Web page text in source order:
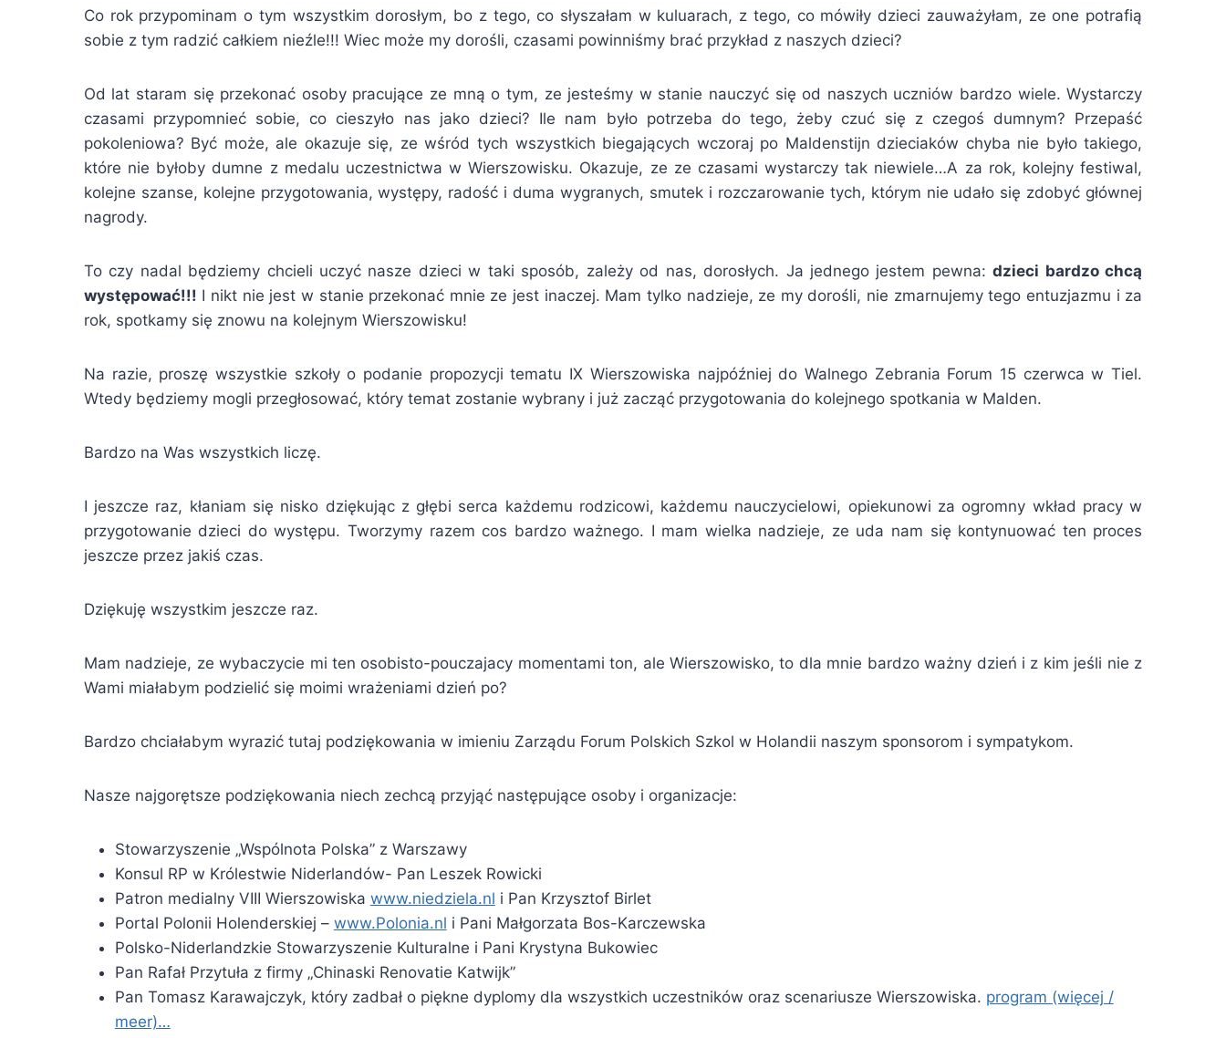
Co rok przypominam o tym wszystkim dorosłym, bo z tego, co słyszałam w kuluarach, z tego, co mówiły dzieci zauważyłam, ze one potrafią
sobie z tym radzić całkiem nieźle!!! Wiec może my dorośli, czasami powinniśmy brać przykład z naszych dzieci?
Od lat staram się przekonać osoby pracujące ze mną o tym, ze jesteśmy w stanie nauczyć się od naszych uczniów bardzo wiele. Wystarczy
czasami przypomnieć sobie, co cieszyło nas jako dzieci? Ile nam było potrzeba do tego, żeby czuć się z czegoś dumnym? Przepaść
pokoleniowa? Być może, ale okazuje się, ze wśród tych wszystkich biegających wczoraj po Maldenstijn dzieciaków chyba nie było takiego,
które nie byłoby dumne z medalu uczestnictwa w Wierszowisku. Okazuje, ze ze czasami wystarczy tak niewiele…A za rok, kolejny festiwal,
kolejne szanse, kolejne przygotowania, występy, radość i duma wygranych, smutek i rozczarowanie tych, którym nie udało się zdobyć głównej
nagrody.
To czy nadal będziemy chcieli uczyć nasze dzieci w taki sposób, zależy od nas, dorosłych. Ja jednego jestem pewna:dzieci bardzo chcą
występować!!! I nikt nie jest w stanie przekonać mnie ze jest inaczej. Mam tylko nadzieje, ze my dorośli, nie zmarnujemy tego entuzjazmu i za
rok, spotkamy się znowu na kolejnym Wierszowisku!
Na razie, proszę wszystkie szkoły o podanie propozycji tematu IX Wierszowiska najpóźniej do Walnego Zebrania Forum 15 czerwca w Tiel.
Wtedy będziemy mogli przegłosować, który temat zostanie wybrany i już zacząć przygotowania do kolejnego spotkania w Malden.
Bardzo na Was wszystkich liczę.
I jeszcze raz, kłaniam się nisko dziękując z głębi serca każdemu rodzicowi, każdemu nauczycielowi, opiekunowi za ogromny wkład pracy w
przygotowanie dzieci do występu. Tworzymy razem cos bardzo ważnego. I mam wielka nadzieje, ze uda nam się kontynuować ten proces
jeszcze przez jakiś czas.
Dziękuję wszystkim jeszcze raz.
Mam nadzieje, ze wybaczycie mi ten osobisto-pouczajacy momentami ton, ale Wierszowisko, to dla mnie bardzo ważny dzień i z kim jeśli nie z
Wami miałabym podzielić się moimi wrażeniami dzień po?
Bardzo chciałabym wyrazić tutaj podziękowania w imieniu Zarządu Forum Polskich Szkol w Holandii naszym sponsorom i sympatykom.
Nasze najgorętsze podziękowania niech zechcą przyjąć następujące osoby i organizacje:
Stowarzyszenie „Wspólnota Polska” z Warszawy
Konsul RP w Królestwie Niderlandów- Pan Leszek Rowicki
Patron medialny VIII Wierszowiska www.niedziela.nl i Pan Krzysztof Birlet
Portal Polonii Holenderskiej – www.Polonia.nl i Pani Małgorzata Bos-Karczewska
Polsko-Niderlandzkie Stowarzyszenie Kulturalne i Pani Krystyna Bukowiec
Pan Rafał Przytuła z firmy „Chinaski Renovatie Katwijk”
Pan Tomasz Karawajczyk, który zadbał o piękne dyplomy dla wszystkich uczestników oraz scenariusze Wierszowiska. program (więcej /
meer)…